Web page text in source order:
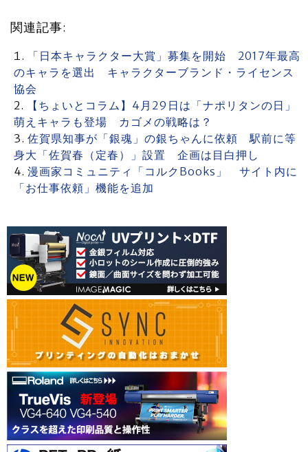
関連記事:
「日本キャラクター大賞」募集を開始 2017年最高
のキャラを選出 キャラクターブランド・ライセンス
協会
【ちょいとコラム】4月29日は「ナポリタンの日」
萌えキャラも登場 カゴメの戦略は？
佐賀県知事が「銀魂」の銀ちゃんに依頼 駅前に等
身大「佐賀春（定春）」設置 企画は目白押し
漫画家コミュニティ「コルクBooks」 サイト内に
「お仕事依頼」機能を追加